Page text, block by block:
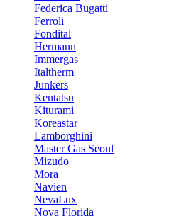
Federica Bugatti
Ferroli
Fondital
Hermann
Immergas
Italtherm
Junkers
Kentatsu
Kiturami
Koreastar
Lamborghini
Master Gas Seoul
Mizudo
Mora
Navien
NevaLux
Nova Florida